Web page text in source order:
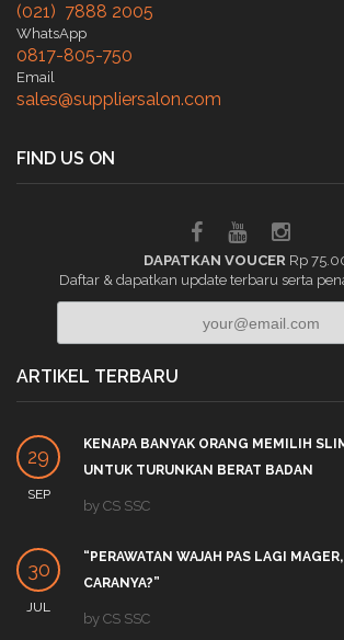
(021) 7888 2005
WhatsApp
0817-805-750
Email
sales@suppliersalon.com
FIND US ON
DAPATKAN VOUCER Rp
Daftar & dapatkan update terbaru serta
ARTIKEL TERBARU
29
SEP
KENAPA BANYAK ORANG MEMILIH
UNTUK TURUNKAN BERAT BADAN
by CS SSC
30
JUL
“PERAWATAN WAJAH PAS LAGI
CARANYA?”
by CS SSC